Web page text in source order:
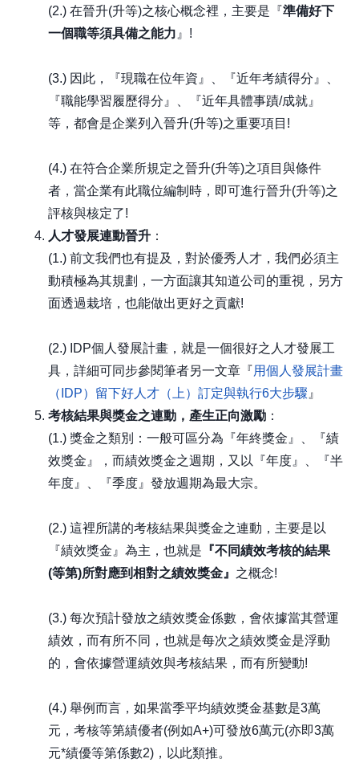
(2.) 在晉升(升等)之核心概念裡，主要是『準備好下
一個職等須具備之能力 』!
(3.) 因此，『現職在位年資』、『近年考績得分』、
『職能學習履歷得分』、『近年具體事蹟/成就』
等，都會是企業列入晉升(升等)之重要項目!
(4.) 在符合企業所規定之晉升(升等)之項目與條件
者，當企業有此職位編制時，即可進行晉升(升等)之
評核與核定了!
人才發展連動晉升 ：
(1.) 前文我們也有提及，對於優秀人才，我們必須主
動積極為其規劃，一方面讓其知道公司的重視，另方
面透過栽培，也能做出更好之貢獻!
(2.) IDP個人發展計畫，就是一個很好之人才發展工
具，詳細可同步參閱筆者另一文章『用個人發展計畫
（IDP）留下好人才（上）訂定與執行6大步驟 』
考核結果與獎金之連動，產生正向激勵 ：
(1.) 獎金之類別：一般可區分為『年終獎金』、『績
效獎金』，而績效獎金之週期，又以『年度』、『半
年度』、『季度』發放週期為最大宗。
(2.) 這裡所講的考核結果與獎金之連動，主要是以
『績效獎金』為主，也就是 『不同績效考核的結果
(等第)所對應到相對之績效獎金』 之概念!
(3.) 每次預計發放之績效獎金係數，會依據當其營運
績效，而有所不同，也就是每次之績效獎金是浮動
的，會依據營運績效與考核結果，而有所變動!
(4.) 舉例而言，如果當季平均績效獎金基數是3萬
元，考核等第績優者(例如A+)可發放6萬元(亦即3萬
元*績優等第係數2)，以此類推。